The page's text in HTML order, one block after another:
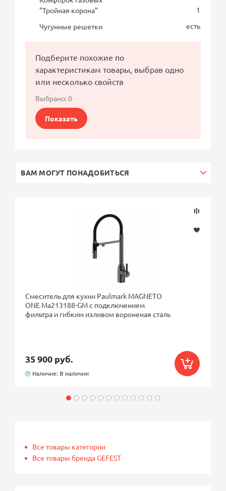
"Тройная корона"
1
Чугунные решетки
есть
Подберите похожие по
характеристикам товары, выбрав одно
или несколько свойств
Выбрано:0
Показать
ВАМ МОГУТ ПОНАДОБИТЬСЯ
Смеситель для кухни Paulmark MAGNETO
ONE Ma213188-GM с подключением
фильтра и гибким изливом вороненая сталь
35 900 руб.
Наличие: В наличии
Все товары категории
Все товары бренда GEFEST